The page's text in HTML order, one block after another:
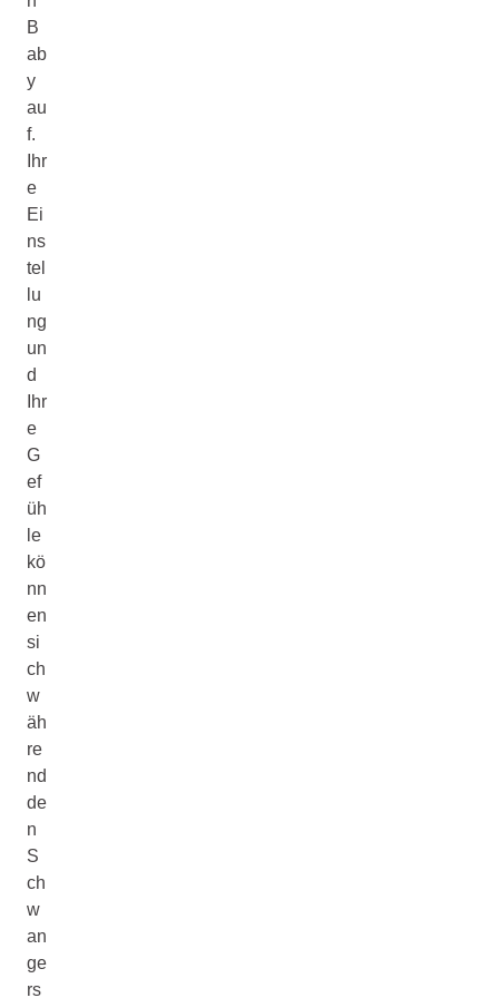
B
ab
y
au
f.
Ihr
e
Ei
ns
tel
lu
ng
un
d
Ihr
e
G
ef
üh
le
kö
nn
en
si
ch
w
äh
re
nd
de
n
S
ch
w
an
ge
rs